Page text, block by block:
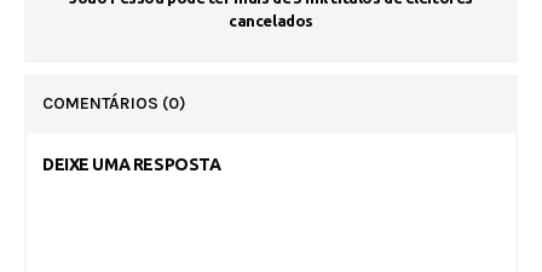
cancelados
COMENTÁRIOS (0)
DEIXE UMA RESPOSTA